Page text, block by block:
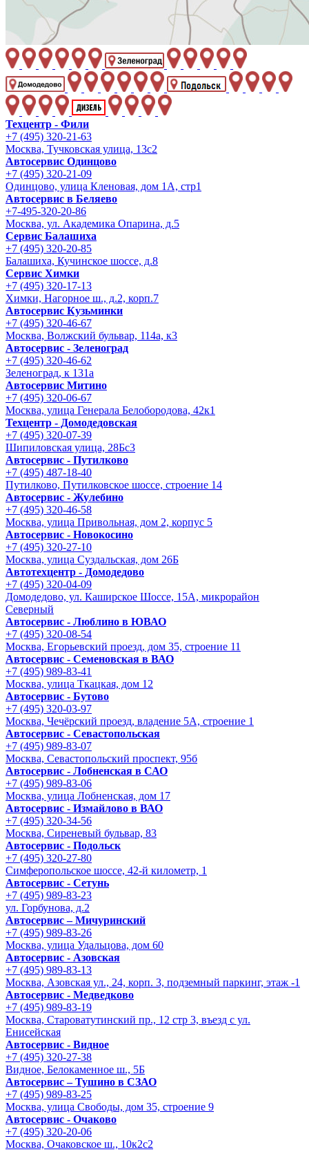
Техцентр - Фили
+7 (495) 320-21-63
Москва, Тучковская улица, 13с2
Автосервис Одинцово
+7 (495) 320-21-09
Одинцово, улица Кленовая, дом 1А, стр1
Автосервис в Беляево
+7-495-320-20-86
Москва, ул. Академика Опарина, д.5
Сервис Балашиха
+7 (495) 320-20-85
Балашиха, Кучинское шоссе, д.8
Сервис Химки
+7 (495) 320-17-13
Химки, Нагорное ш., д.2, корп.7
Автосервис Кузьминки
+7 (495) 320-46-67
Москва, Волжский бульвар, 114а, к3
Автосервис - Зеленоград
+7 (495) 320-46-62
Зеленоград, к 131а
Автосервис Митино
+7 (495) 320-06-67
Москва, улица Генерала Белобородова, 42к1
Техцентр - Домодедовская
+7 (495) 320-07-39
Шипиловская улица, 28Бс3
Автосервис - Путилково
+7 (495) 487-18-40
Путилково, Путилковское шоссе, строение 14
Автосервис - Жулебино
+7 (495) 320-46-58
Москва, улица Привольная, дом 2, корпус 5
Автосервис - Новокосино
+7 (495) 320-27-10
Москва, улица Суздальская, дом 26Б
Автотехцентр - Домодедово
+7 (495) 320-04-09
Домодедово, ул. Каширское Шоссе, 15А, микрорайон
Северный
Автосервис - Люблино в ЮВАО
+7 (495) 320-08-54
Москва, Егорьевский проезд, дом 35, строение 11
Автосервис - Семеновская в ВАО
+7 (495) 989-83-41
Москва, улица Ткацкая, дом 12
Автосервис - Бутово
+7 (495) 320-03-97
Москва, Чечёрский проезд, владение 5А, строение 1
Автосервис - Cевастопольская
+7 (495) 989-83-07
Москва, Севастопольский проспект, 95б
Автосервис - Лобненская в САО
+7 (495) 989-83-06
Москва, улица Лобненская, дом 17
Автосервис - Измайлово в ВАО
+7 (495) 320-34-56
Москва, Сиреневый бульвар, 83
Автосервис - Подольск
+7 (495) 320-27-80
Симферопольское шоссе, 42-й километр, 1
Автосервис - Сетунь
+7 (495) 989-83-23
ул. Горбунова, д.2
Автосервис – Мичуринский
+7 (495) 989-83-26
Москва, улица Удальцова, дом 60
Автосервис - Азовская
+7 (495) 989-83-13
Москва, Азовская ул., 24, корп. 3, подземный паркинг, этаж -1
Автосервис - Медведково
+7 (495) 989-83-19
Москва, Староватутинский пр., 12 стр 3, въезд с ул.
Енисейская
Автосервис - Видное
+7 (495) 320-27-38
Видное, Белокаменное ш., 5Б
Автосервис – Тушино в СЗАО
+7 (495) 989-83-25
Москва, улица Свободы, дом 35, строение 9
Автосервис - Очаково
+7 (495) 320-20-06
Москва, Очаковское ш., 10к2с2